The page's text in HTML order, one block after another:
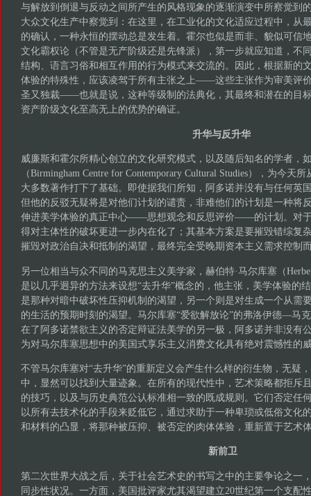
与解放到倒退与反动之间所产生的风格现象的逐渐演变中所察觉到
大众文化生产中察觉到：在这里，在工业化的文化适应过程中，从
的确认，一种永恒的摆动总是发生着。霍尔也似是而非、貌似可信
文化霸权论（不管是无产阶级还是先锋派），第一步就应知道，不
结构、语言习俗和相互作用的行为模式来交流的。因此，根据新的
体验的特殊性，应该凌驾于所有主张之上——这些主张作为审美评
圣又独裁——也就是说，这种等级制的法典化，其最终和潜在的目
资产阶级文化至高无上的优势的确证。
升华与反升华
威廉斯和霍尔所精心创立的文化研究模式，以及随后知名的学者，
（Birmingham Centre for Contemporary Cultural Studies），为今天
大多数著作打下了基础。即使据我们所知，阿多诺并没有与任何英
但他的反驳无疑将是对他们计划的谴责，非难他们的计划是一种将
伸进美学体验的真正中心——思想观念和反思评价——的计划。对于
得对主体性的破坏更进一步内在化了；其基本方案是要摧毁错综复
摧毁对政治自决和抵制的渴望，最终完全受晚期资本主义需求控制
另一位相当与众不同的马克思主义美学家，赫伯特·马尔库塞（
是以几乎迥异的方法来设想“去升华”概念的，他主张，美学体验的
是那种对暗中破坏性压抑机制的渴望，另一个则是对生成一个从需
的生活的预期时刻的渴望。马尔库塞“爱欲解放论”的弗洛伊德—马
在了阿多诺禁欲主义的否定辩证法美学的另一极，阿多诺并非没有
为对马尔库塞思想中的美国式享乐主义消费文化具有绝对震憾性的
不管马尔库塞对“去升华”的重新定义会产生什么样的衍生物，无疑
中，显然可以找到大量迹象。在所有的现代性中，艺术策略都拒斥
的技巧，以及与历史典范公认标准相一致的既成规则。它们否定任
以所有去技术化的手段来贬低它，通过求助于一种卑琐或低俗文化
和材料的凸显，将那种被压抑、被否定的肉体体验，重新置于艺术
新前卫
第二次世界大战之后，关于社会艺术史的书写之中的主要争论之一
同步性状况。一方面，美国批评家尤其渴望建立20世纪第一个支配